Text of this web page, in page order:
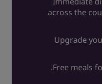
across the
Upgrade
Free meals